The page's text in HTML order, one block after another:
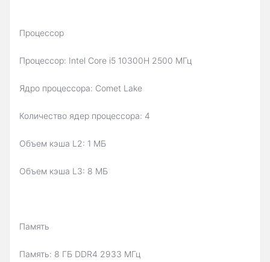
Процессор
Процессор: Intel Core i5 10300H 2500 МГц
Ядро процессора: Comet Lake
Количество ядер процессора: 4
Объем кэша L2: 1 МБ
Объем кэша L3: 8 МБ
Память
Память: 8 ГБ DDR4 2933 МГц